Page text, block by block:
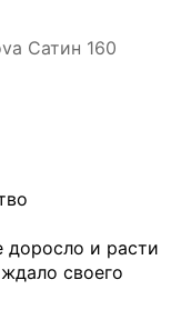
Сатин 160
доросло и расти
своего